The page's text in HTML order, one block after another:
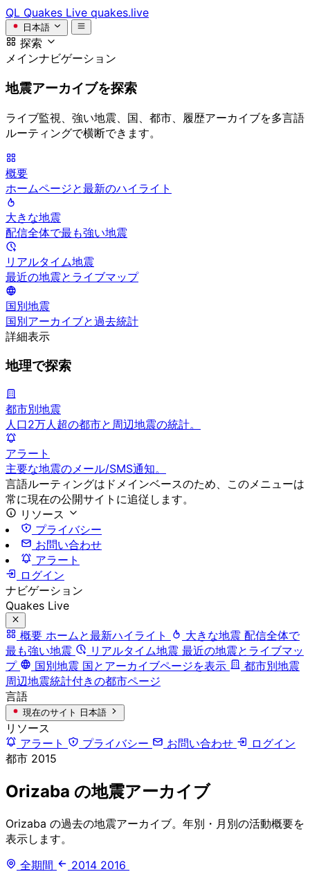
QL Quakes Live quakes.live
日本語
探索
メインナビゲーション
地震アーカイブを探索
ライブ監視、強い地震、国、都市、履歴アーカイブを多言語
ルーティングで横断できます。
概要
ホームページと最新のハイライト
大きな地震
配信全体で最も強い地震
リアルタイム地震
最近の地震とライブマップ
国別地震
国別アーカイブと過去統計
詳細表示
地理で探索
都市別地震
人口2万人超の都市と周辺地震の統計。
アラート
主要な地震のメール/SMS通知。
言語ルーティングはドメインベースのため、このメニューは
常に現在の公開サイトに追従します。
リソース
プライバシー
お問い合わせ
アラート
ログイン
ナビゲーション
Quakes Live
概要 ホームと最新ハイライト 大きな地震 配信全体で
最も強い地震
リアルタイム地震 最近の地震とライブマッ
プ
国別地震 国とアーカイブページを表示
都市別地震
周辺地震統計付きの都市ページ
言語
現在のサイト 日本語
リソース
アラート
プライバシー お問い合わせ
ログイン
都市 2015
Orizaba の地震アーカイブ
Orizaba の過去の地震アーカイブ。年別・月別の活動概要を
表示します。
全期間
2014 2016